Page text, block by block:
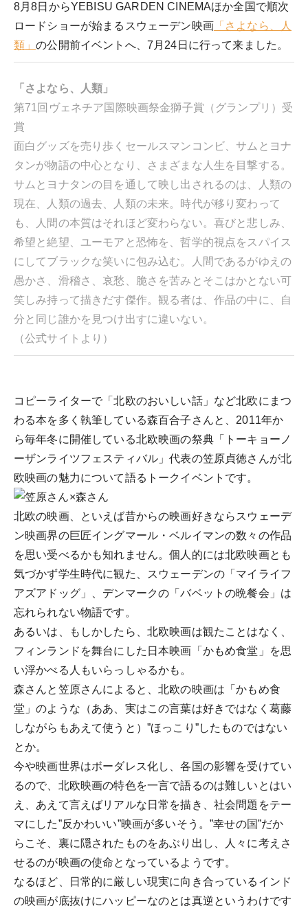
8月8日からYEBISU GARDEN CINEMAほか全国で順次
ロードショーが始まるスウェーデン映画「さよなら、人
類」の公開前イベントへ、7月24日に行って来ました。
「さよなら、人類」
第71回ヴェネチア国際映画祭金獅子賞（グランプリ）受
賞
面白グッズを売り歩くセールスマンコンビ、サムとヨナ
タンが物語の中心となり、さまざまな人生を目撃する。
サムとヨナタンの目を通して映し出されるのは、人類の
現在、人類の過去、人類の未来。時代が移り変わって
も、人間の本質はそれほど変わらない。喜びと悲しみ、
希望と絶望、ユーモアと恐怖を、哲学的視点をスパイス
にしてブラックな笑いに包み込む。人間であるがゆえの
愚かさ、滑稽さ、哀愁、脆さを苦みとそこはかとない可
笑しみ持って描きだす傑作。観る者は、作品の中に、自
分と同じ誰かを見つけ出すに違いない。
（公式サイトより）
コピーライターで「北欧のおいしい話」など北欧にまつ
わる本を多く執筆している森百合子さんと、2011年か
ら毎年冬に開催している北欧映画の祭典「トーキョーノ
ーザンライツフェスティバル」代表の笠原貞徳さんが北
欧映画の魅力について語るトークイベントです。
北欧の映画、といえば昔からの映画好きならスウェーデ
ン映画界の巨匠イングマール・ベルイマンの数々の作品
を思い受べるかも知れません。個人的には北欧映画とも
気づかず学生時代に観た、スウェーデンの「マイライフ
アズアドッグ」、デンマークの「バベットの晩餐会」は
忘れられない物語です。
あるいは、もしかしたら、北欧映画は観たことはなく、
フィンランドを舞台にした日本映画「かもめ食堂」を思
い浮かべる人もいらっしゃるかも。
森さんと笠原さんによると、北欧の映画は「かもめ食
堂」のような（ああ、実はこの言葉は好きではなく葛藤
しながらもあえて使うと）”ほっこり”したものではない
とか。
今や映画世界はボーダレス化し、各国の影響を受けてい
るので、北欧映画の特色を一言で語るのは難しいとはい
え、あえて言えばリアルな日常を描き、社会問題をテー
マにした”反かわいい”映画が多いそう。”幸せの国”だか
らこそ、裏に隠されたものをあぶり出し、人々に考えさ
せるのが映画の使命となっているようです。
なるほど、日常的に厳しい現実に向き合っているインド
の映画が底抜けにハッピーなのとは真逆というわけです